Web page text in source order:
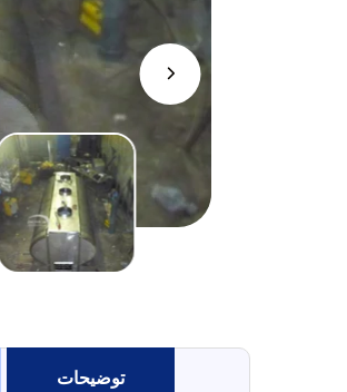
توضیحات